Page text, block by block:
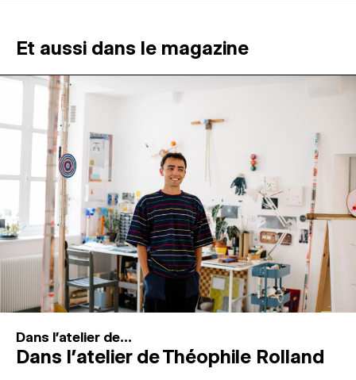
ATELIERS OUVERTS
PROGRAMMATION
MAGAZINE
ESPACES DE PRATIQUE ARTISTIQUE ↓
Recherche
Connexion
Et aussi dans le magazine
Dans l'atelier de...
Dans l’atelier de Théophile Rolland